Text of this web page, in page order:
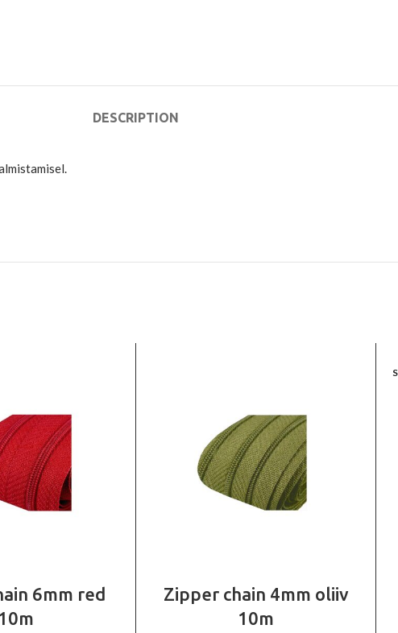
DESCRIPTION
6mm red
10m
Zipper chain 4mm oliiv
10m